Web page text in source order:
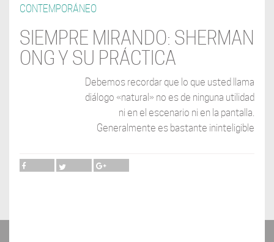
CONTEMPORÁNEO
SIEMPRE MIRANDO: SHERMAN
ONG Y SU PRÁCTICA
Debemos recordar que lo que usted llama
diálogo «natural» no es de ninguna utilidad
ni en el escenario ni en la pantalla.
Generalmente es bastante ininteligible